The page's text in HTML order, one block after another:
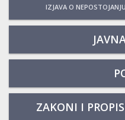
IZJAVA O
ZAKONI I